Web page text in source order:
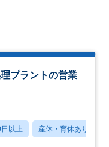
プラントの営業
以上 産休・育休あり